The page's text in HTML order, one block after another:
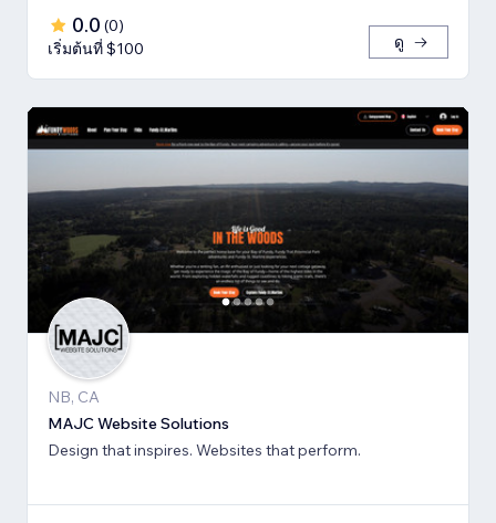
0.0 (0)
เริ่มต้นที่ $100
ดู
NB, CA
MAJC Website Solutions
Design that inspires. Websites that perform.